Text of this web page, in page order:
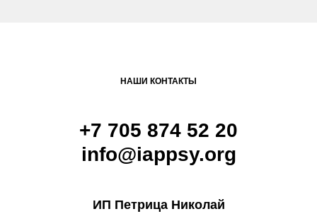
НАШИ КОНТАКТЫ
+7 705 874 52 20
info@iappsy.org
ИП Петрица Николай